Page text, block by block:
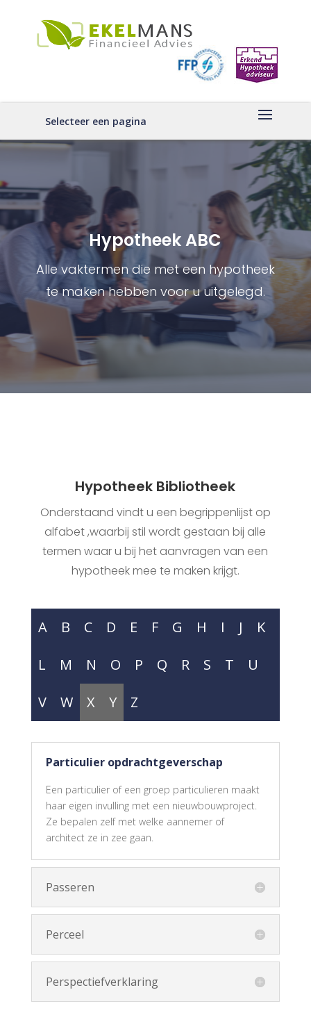
Selecteer een pagina
Hypotheek ABC
Alle vaktermen die met een hypotheek
te maken hebben voor u uitgelegd.
Hypotheek Bibliotheek
Onderstaand vindt u een begrippenlijst op
alfabet ,waarbij stil wordt gestaan bij alle
termen waar u bij het aanvragen van een
hypotheek mee te maken krijgt.
A B C D E F G H I J
K
L
M N O P Q R S T
U
V
W X Y Z
Particulier opdrachtgeverschap
Een particulier of een groep particulieren maakt
haar eigen invulling met een nieuwbouwproject.
Ze bepalen zelf met welke aannemer of
architect ze in zee gaan.
Passeren
Perceel
Perspectiefverklaring